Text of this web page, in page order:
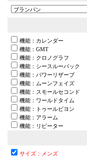
機能：カレンダー
機能：GMT
機能：クロノグラフ
機能：シースルーバック
機能：パワーリザーブ
機能：ムーンフェイズ
機能：スモールセコンド
機能：ワールドタイム
機能：トゥールビヨン
機能：アラーム
機能：リピーター
サイズ：メンズ